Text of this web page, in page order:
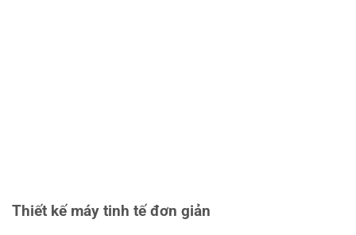
Thiết kế máy tinh tế đơn giản